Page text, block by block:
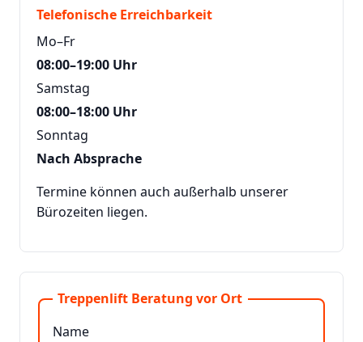
Telefonische Erreichbarkeit
Mo–Fr
08:00–19:00 Uhr
Samstag
08:00–18:00 Uhr
Sonntag
Nach Absprache
Termine können auch außerhalb unserer
Bürozeiten liegen.
Treppenlift Beratung vor Ort
Name